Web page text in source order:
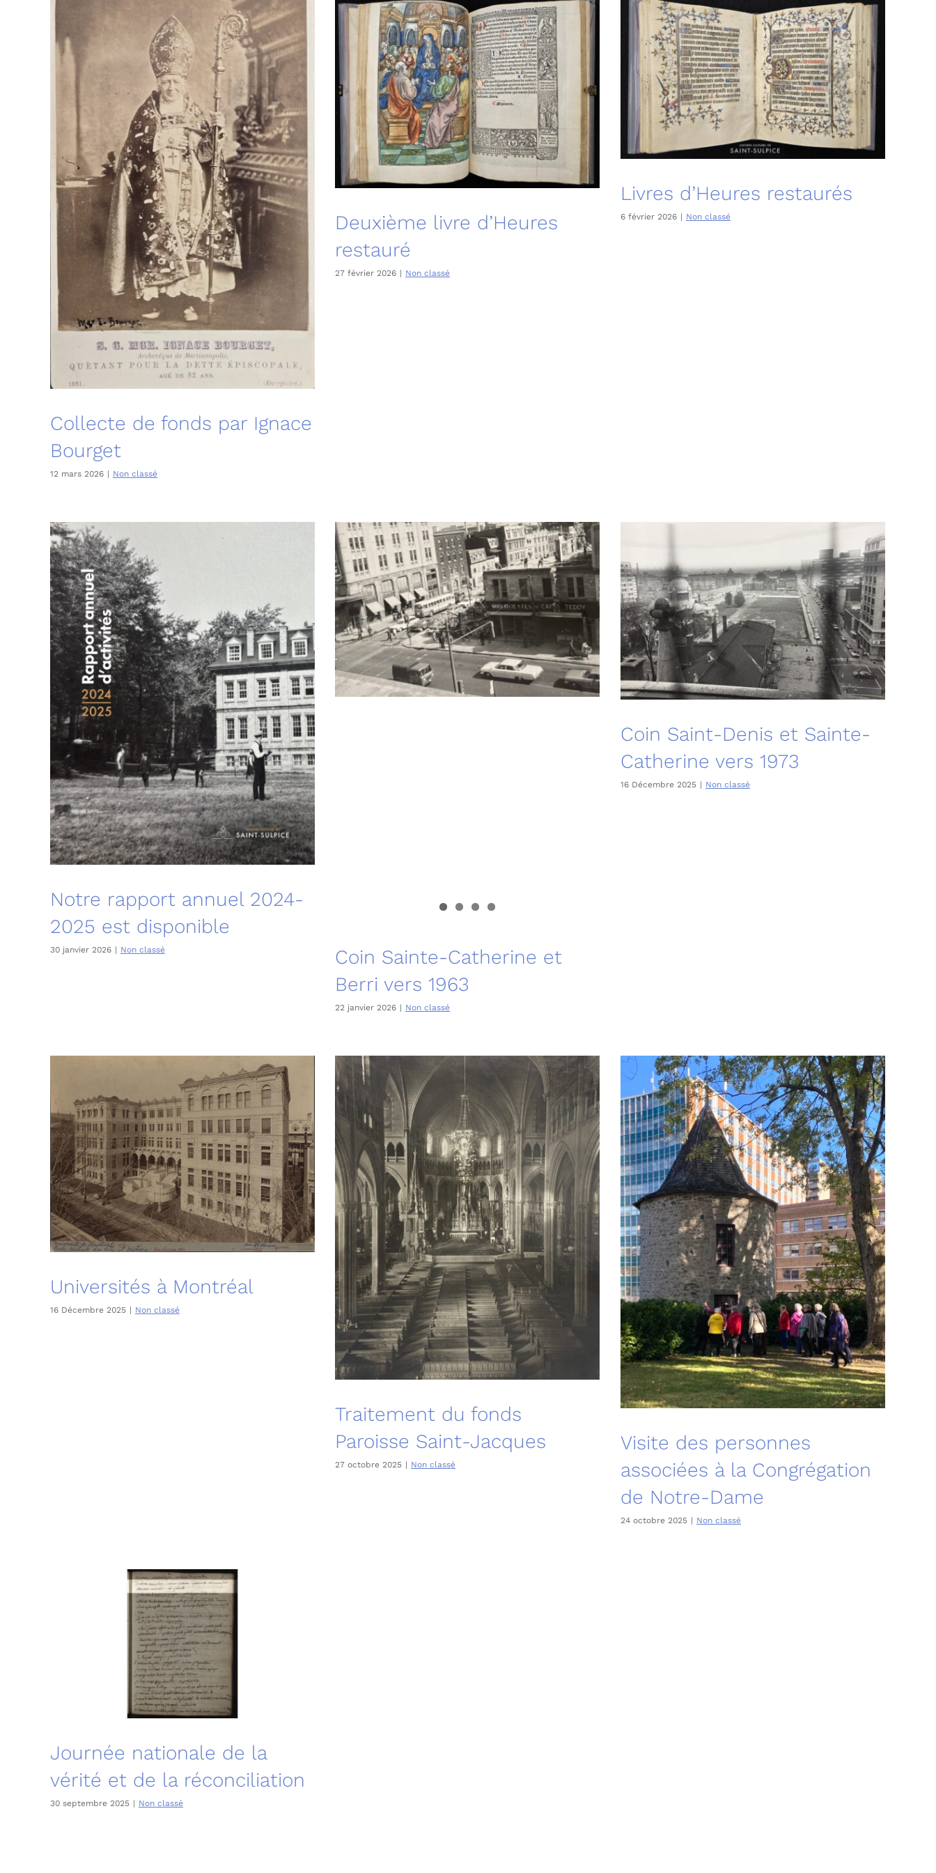
Collecte de fonds par Ignace
Bourget
12 mars 2026 | Non classé
Deuxième livre d’Heures
restauré
27 février 2026 | Non classé
Livres d’Heures restaurés
6 février 2026 | Non classé
Notre rapport annuel 2024-
2025 est disponible
30 janvier 2026 | Non classé
Coin Sainte-Catherine et
Berri vers 1963
22 janvier 2026 | Non classé
Coin Saint-Denis et Sainte-
Catherine vers 1973
16 Décembre 2025 | Non classé
Universités à Montréal
16 Décembre 2025 | Non classé
Traitement du fonds
Paroisse Saint-Jacques
27 octobre 2025 | Non classé
Visite des personnes
associées à la Congrégation
de Notre-Dame
24 octobre 2025 | Non classé
Journée nationale de la
vérité et de la réconciliation
30 septembre 2025 | Non classé